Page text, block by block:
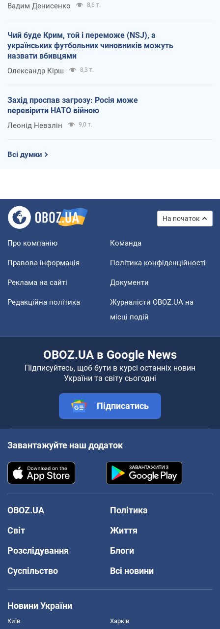
Вадим Денисенко 8,6 т.
Чий буде Крим, той і переможе (NSJ), а
українських футбольних чиновників можуть
назвати вбивцями
Олександр Кірш 8,3 т.
Захід проспав загрозу: Росія може
перевірити НАТО війною
Леонід Невзлін 9,0 т.
Всі думки
На початок
Про компанію Команда
Правова інформація Політика конфіденційності
Реклама на сайті Документи
Редакційна політика
Журналісти OBOZ.UA на
місці подій
OBOZ.UA в Google News
Підписуйтесь, щоб бути в курсі останніх новин
України та світу сьогодні
Підписатись
Завантажуйте наш додаток
OBOZ.UA
Політика
Світ
Життя
Розслідування
Блоги
Суспільство
Всі новини
Новини України
Київ Харків